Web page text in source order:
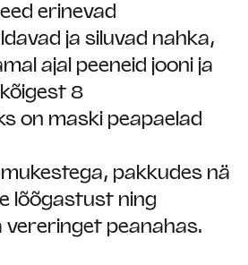
erinevad
ja siluvad nahka,
ajal peeneid jooni ja
8
on maski peapaelad
pakkudes nä
lõõgastust ning
vereringet peanahas.